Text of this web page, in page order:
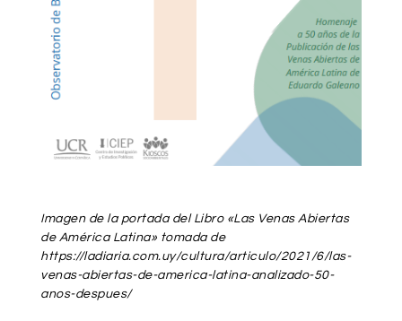
Imagen de la portada del Libro «Las Venas Abiertas
de América Latina» tomada de
https://ladiaria.com.uy/cultura/articulo/2021/6/las-
venas-abiertas-de-america-latina-analizado-50-
anos-despues/